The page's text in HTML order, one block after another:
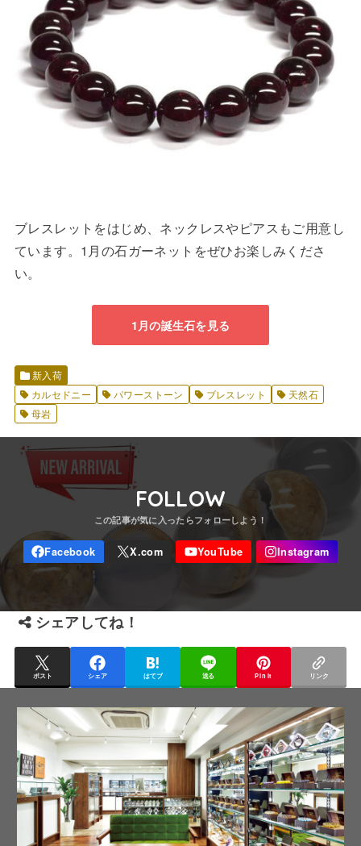
ブレスレットをはじめ、ネックレスやピアスもご用意し
ています。1月の石ガーネットをぜひお楽しみくださ
い。
1月の誕生石を見る
新入荷
カルセドニー
パワーストーン ブレスレット
天然石
母岩
FOLLOW
シェアしてね！
ポスト シェア はてブ 送る Pin it リンク